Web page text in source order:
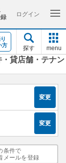
ログイン
方
探す menu
・貸店舗・テナン
変更
変更
条件で
メールを登録